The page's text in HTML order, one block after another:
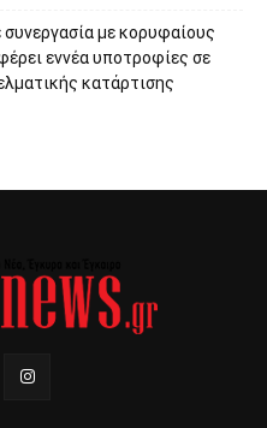
με κορυφαίους
εννέα υποτροφίες σε
κατάρτισης